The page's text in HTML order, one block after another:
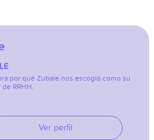
por qué Zubale nos escogió como su
RRHH.
Ver perfil